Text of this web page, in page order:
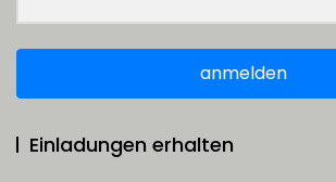
anmelden
Einladungen erhalten